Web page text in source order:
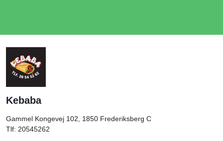
Kebaba
Gammel Kongevej 102, 1850 Frederiksberg C
Tlf: 20545262